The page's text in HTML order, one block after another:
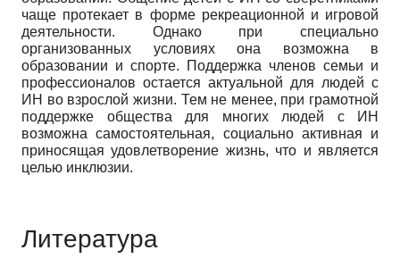
чаще протекает в форме рекреационной и игровой
деятельности. Однако при специально
организованных условиях она возможна в
образовании и спорте. Поддержка членов семьи и
профессионалов остается актуальной для людей с
ИН во взрослой жизни. Тем не менее, при грамотной
поддержке общества для многих людей с ИН
возможна самостоятельная, социально активная и
приносящая удовлетворение жизнь, что и является
целью инклюзии.
Литература